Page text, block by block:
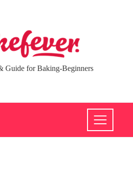
Guide for Baking-Beginners